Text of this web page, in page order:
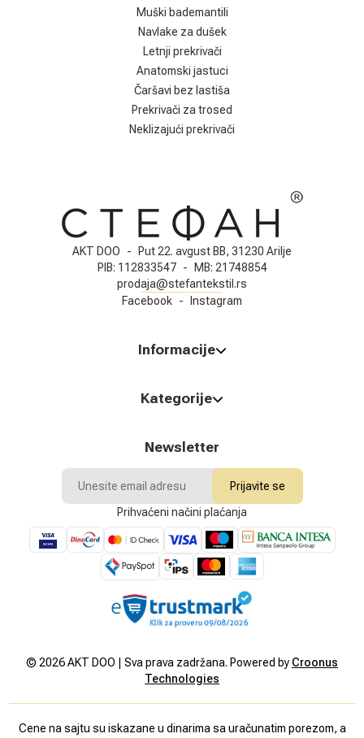
Muški bademantili
Navlake za dušek
Letnji prekrivači
Anatomski jastuci
Čaršavi bez lastiša
Prekrivači za trosed
Neklizajući prekrivači
AKT DOO - Put 22. avgust BB, 31230 Arilje
PIB: 112833547 - MB: 21748854
prodaja@stefantekstil.rs
Facebook - Instagram
Informacije
Kategorije
Newsletter
Prijavite se
Prihvaćeni načini plaćanja
© 2026AKT DOO | Sva prava zadržana. Powered by Croonus
Technologies
Cene na sajtu su iskazane u dinarima sa uračunatim porezom, a